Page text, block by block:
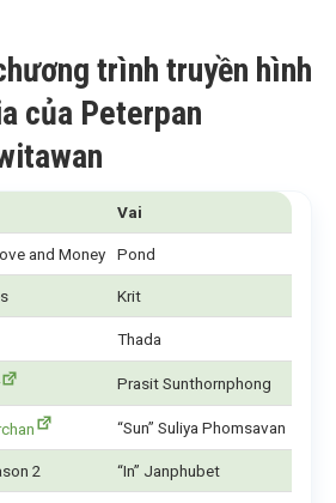
trình truyền hình
của Peterpan
Vai
and Money Pond
Krit
Thada
Prasit Sunthornphong
“Sun” Suliya Phomsavan
2 “In” Janphubet